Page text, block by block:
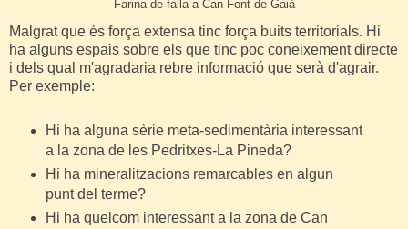
Farina de falla a Can Font de Gaià
Malgrat que és força extensa tinc força buits territorials. Hi
ha alguns espais sobre els que tinc poc coneixement directe
i dels qual m'agradaria rebre informació que serà d'agrair.
Per exemple:
Hi ha alguna sèrie meta-sedimentària interessant
a la zona de les Pedritxes-La Pineda?
Hi ha mineralitzacions remarcables en algun
punt del terme?
Hi ha quelcom interessant a la zona de Can